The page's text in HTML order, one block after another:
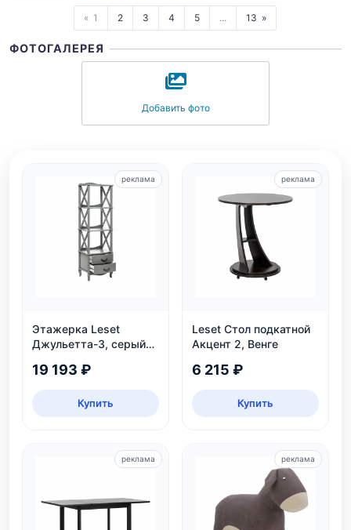
1 2 3 4 5 ... 13
ФОТОГАЛЕРЕЯ
Добавить фото
Этажерка Leset
Джульетта-3, серый
19 193 ₽
Купить
реклама
Leset Стол подкатной
Акцент 2, Венге
6 215 ₽
Купить
реклама
реклама реклама